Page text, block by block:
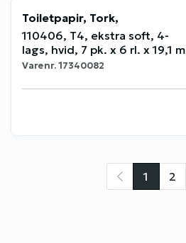
Toiletpapir, Tork,
110406, T4, ekstra soft, 4-
lags, hvid, 7 pk. x 6 rl. x 19,1 m
Varenr.17340082
1 2